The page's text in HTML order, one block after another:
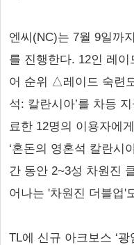
엔씨(NC)는 7월 9일까
를 진행한다. 12인 레
어 순위 △레이드 숙련
석: 칼란시아’를 차등
료한 12명의 이용자에
‘혼돈의 영혼석 칼란시
간 동안 2~3성 차원진
어나는 '차원진 더블업'
TL에 신규 아크보스 ‘광